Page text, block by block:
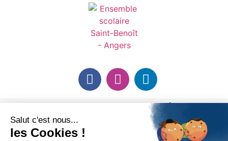
ENSEMBLE SCOLAIRE SAINT-BENOÎT
administratif| 5 cloître Saint-Martin, 49100 ANGERS, FRANCE |
NOUS SOUTENIR